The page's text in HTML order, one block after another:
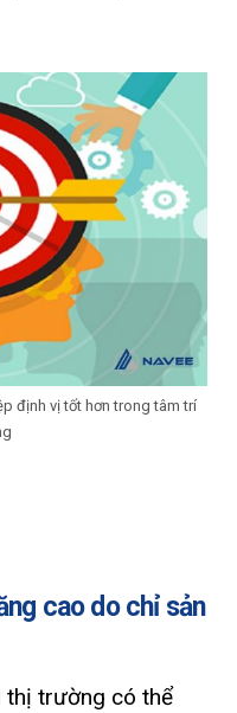
định vị tốt hơn trong tâm trí
cao do chỉ sản
thị trường có thể